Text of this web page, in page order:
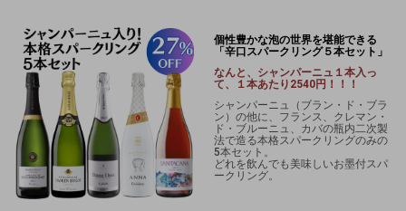
個性豊かな泡の世界を堪能できる
「辛口スパークリング５本セット」
なんと、シャンパーニュ１本入っ
て、１本あたり2540円！！！
シャンパーニュ（ブラン・ド・ブラ
ン）の他に、フランス、クレマン・
ド・ブルーニュ、カバの瓶内二次製
法で造る本格スパークリングのみの
5本セット。
どれを飲んでも美味しいお墨付スパ
ークリング。